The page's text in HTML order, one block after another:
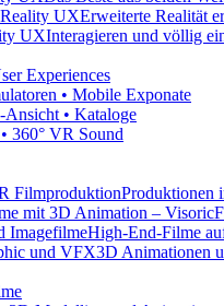
UXErweiterte Realität
UXInteragieren und völlig
Experiences
• Mobile Exponate
• Kataloge
360° VR Sound
FilmproduktionProduktionen
mit 3D Animation – Visoric
ImagefilmeHigh-End-Filme
und VFX3D Animationen